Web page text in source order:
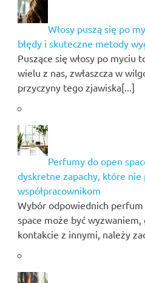
Włosy puszą się po
błędy i skuteczne metody
Puszące się włosy po myciu
wielu z nas, zwłaszcza w
przyczyny tego zjawiska[...]
Perfumy do open
dyskretne zapachy, które nie
współpracownikom
Wybór odpowiednich
space może być
kontakcie z innymi, należy